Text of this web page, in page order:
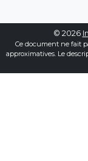
© 2026
Ce document ne fait
approximatives. Le